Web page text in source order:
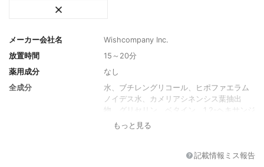
メーカー会社名
Wishcompany Inc.
放置時間
15～20分
薬用成分
なし
全成分
水、ブチレングリコール、ヒポファエラム
ノイデス水、カメリアシネンシス葉抽出
物、グリセリン、ベタイン、1,2-ヘキサンジ
オール、ヒアルロン酸ナトリウム、アクリ
ノール、エチルヘキシルグリセリン
もっと見る
記載情報ミス報告